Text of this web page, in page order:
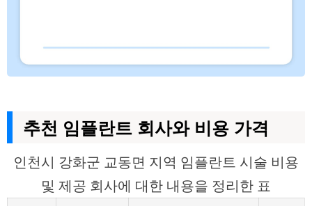
추천 임플란트 회사와 비용 가격
인천시 강화군 교동면 지역 임플란트 시술 비용
및 제공 회사에 대한 내용을 정리한 표